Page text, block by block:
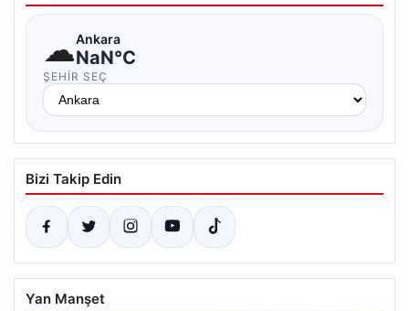
☁Ankara
NaN°C
ŞEHIR SEÇ
Bizi Takip Edin
Yan Manşet